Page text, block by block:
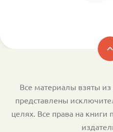
Все материалы взяты
представлены
целях. Все права на книги